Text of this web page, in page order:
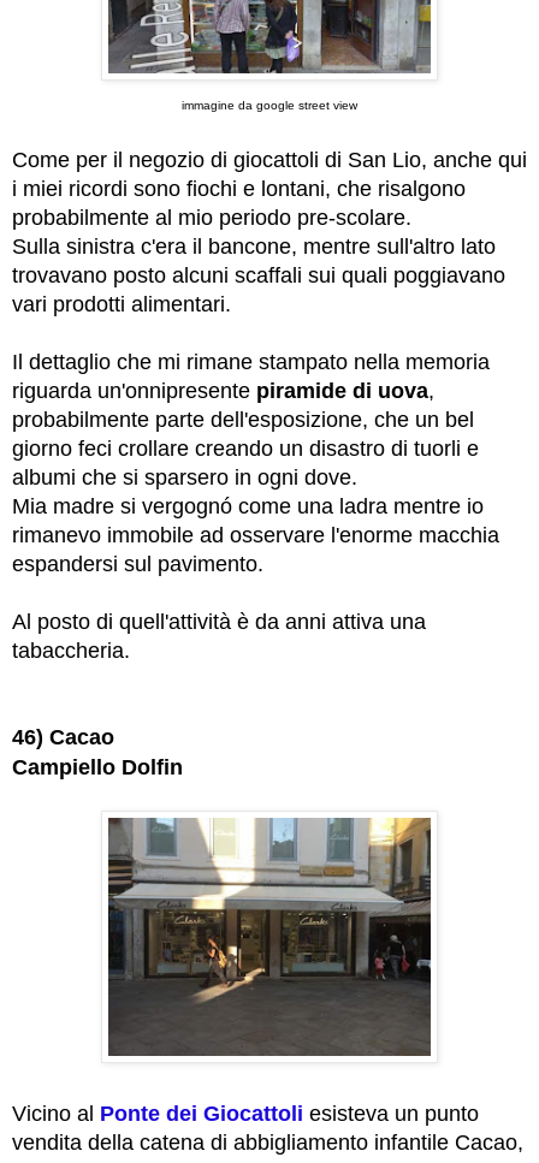
immagine da google street view
Come per il negozio di giocattoli di San Lio, anche qui
i miei ricordi sono fiochi e lontani, che risalgono
probabilmente al mio periodo pre-scolare.
Sulla sinistra c'era il bancone, mentre sull'altro lato
trovavano posto alcuni scaffali sui quali poggiavano
vari prodotti alimentari.
Il dettaglio che mi rimane stampato nella memoria
riguarda un'onnipresente piramide di uova,
probabilmente parte dell'esposizione, che un bel
giorno feci crollare creando un disastro di tuorli e
albumi che si sparsero in ogni dove.
Mia madre si vergognó come una ladra mentre io
rimanevo immobile ad osservare l'enorme macchia
espandersi sul pavimento.
Al posto di quell'attività è da anni attiva una
tabaccheria.
46) Cacao
Campiello Dolfin
Vicino al Ponte dei Giocattoli esisteva un punto
vendita della catena di abbigliamento infantile Cacao,